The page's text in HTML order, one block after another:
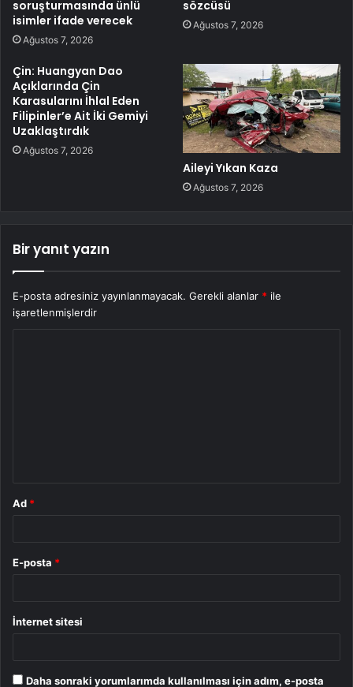
soruşturmasında ünlü
isimler ifade verecek
Ağustos 7, 2026
sözcüsü
Ağustos 7, 2026
Çin: Huangyan Dao
Açıklarında Çin
Karasularını İhlal Eden
Filipinler’e Ait İki Gemiyi
Uzaklaştırdık
Ağustos 7, 2026
Aileyi Yıkan Kaza
Ağustos 7, 2026
Bir yanıt yazın
E-posta adresiniz yayınlanmayacak. Gerekli alanlar * ile
işaretlenmişlerdir
Ad *
E-posta *
İnternet sitesi
Daha sonraki yorumlarımda kullanılması için adım, e-posta